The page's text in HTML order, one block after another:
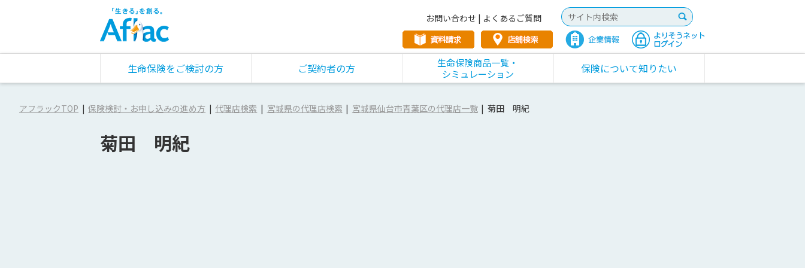
お問い合わせ | よくあるご質問
生命保険をご検討の方 ご契約者の方
生命保険商品一覧・
シミュレーション
保険について知りたい
アフラックTOP 保険検討・お申し込みの進め方 代理店検索 宮城県の代理店検索 宮城県仙台市青葉区の代理店一覧 菊田 明紀
菊田 明紀